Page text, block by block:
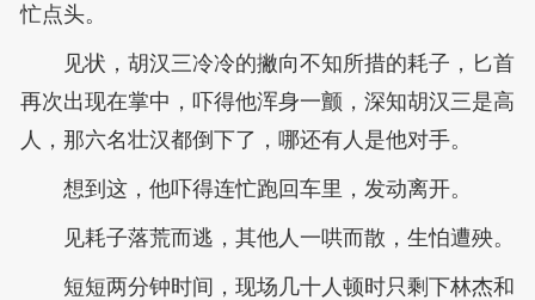
忙点头。
见状，胡汉三冷冷的撇向不知所措的耗子，匕首
再次出现在掌中，吓得他浑身一颤，深知胡汉三是高
人，那六名壮汉都倒下了，哪还有人是他对手。
想到这，他吓得连忙跑回车里，发动离开。
见耗子落荒而逃，其他人一哄而散，生怕遭殃。
短短两分钟时间，现场几十人顿时只剩下林杰和